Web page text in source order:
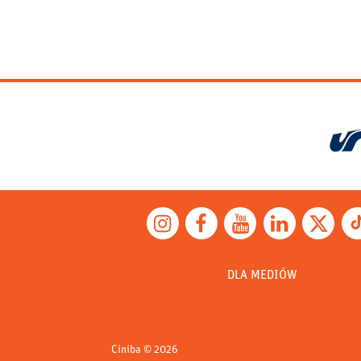
instagramfacebookyoutubelinkedintwitter
DLA MEDIÓW
Ciniba © 2026